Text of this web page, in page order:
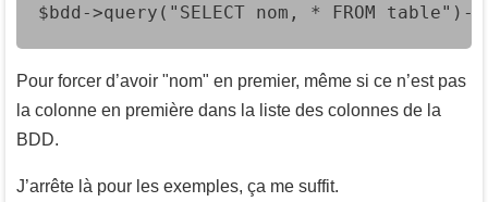
$bdd->query("SELECT nom, * FROM table")-
Pour forcer d’avoir "nom" en premier, même si ce n’est pas
la colonne en première dans la liste des colonnes de la
BDD.
J’arrête là pour les exemples, ça me suffit.